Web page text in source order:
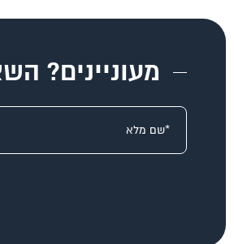
מעוניינים?